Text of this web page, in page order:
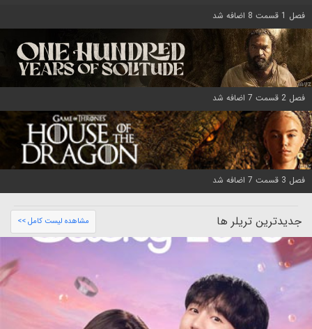
فصل 1 قسمت 8 اضافه شد
فصل 2 قسمت 7 اضافه شد
فصل 3 قسمت 7 اضافه شد
جدیدترین تریلر ها مشاهده لیست کامل >>